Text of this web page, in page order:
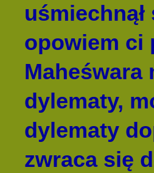
opowiem ci
Maheśwara
dylematy,
dylematy
zwraca się